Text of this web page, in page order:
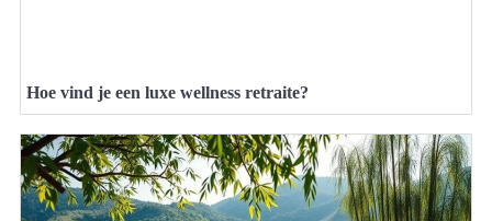
Hoe vind je een luxe wellness retraite?